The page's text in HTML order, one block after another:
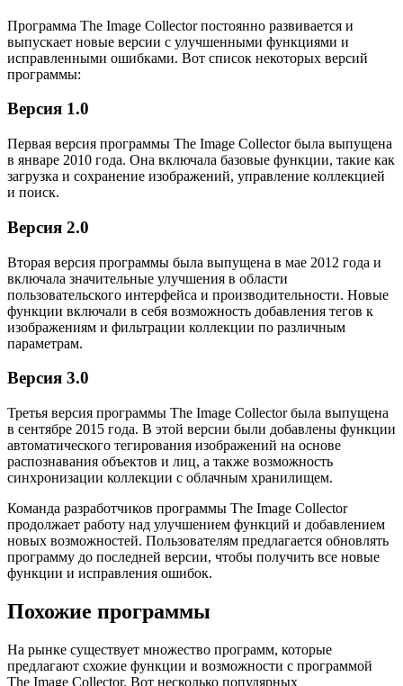
Программа The Image Collector постоянно развивается и
выпускает новые версии с улучшенными функциями и
исправленными ошибками. Вот список некоторых версий
программы:
Версия 1.0
Первая версия программы The Image Collector была выпущена
в январе 2010 года. Она включала базовые функции, такие как
загрузка и сохранение изображений, управление коллекцией
и поиск.
Версия 2.0
Вторая версия программы была выпущена в мае 2012 года и
включала значительные улучшения в области
пользовательского интерфейса и производительности. Новые
функции включали в себя возможность добавления тегов к
изображениям и фильтрации коллекции по различным
параметрам.
Версия 3.0
Третья версия программы The Image Collector была выпущена
в сентябре 2015 года. В этой версии были добавлены функции
автоматического тегирования изображений на основе
распознавания объектов и лиц, а также возможность
синхронизации коллекции с облачным хранилищем.
Команда разработчиков программы The Image Collector
продолжает работу над улучшением функций и добавлением
новых возможностей. Пользователям предлагается обновлять
программу до последней версии, чтобы получить все новые
функции и исправления ошибок.
Похожие программы
На рынке существует множество программ, которые
предлагают схожие функции и возможности с программой
The Image Collector. Вот несколько популярных